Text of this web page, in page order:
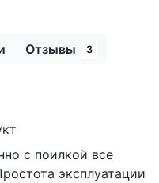
Отзывы 3
с поилкой все
эксплуатации